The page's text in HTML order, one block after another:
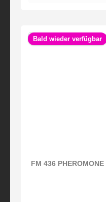
Bald wieder verfügbar
FM 436